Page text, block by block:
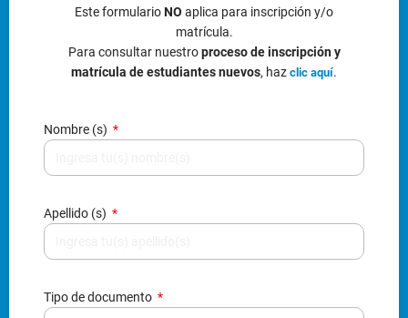
Este formularioNO aplica para inscripción y/o
matrícula.
Para consultar nuestroproceso de inscripción y
matrícula de estudiantes nuevos, haz clic aquí.
Nombre (s)
Apellido (s)
Tipo de documento